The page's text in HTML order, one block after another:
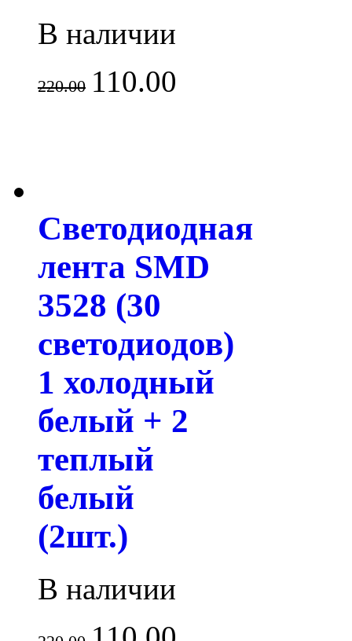
В наличии
220.00 110.00
Светодиодная
лента SMD
3528 (30
светодиодов)
1 холодный
белый + 2
теплый
белый
(2шт.)
В наличии